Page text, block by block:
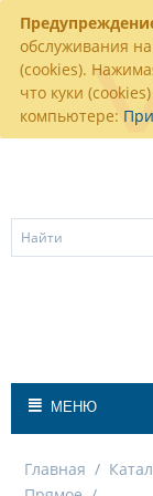
обслуживания
(cookies).
что куки
компьютере:
МЕНЮ
Главная /